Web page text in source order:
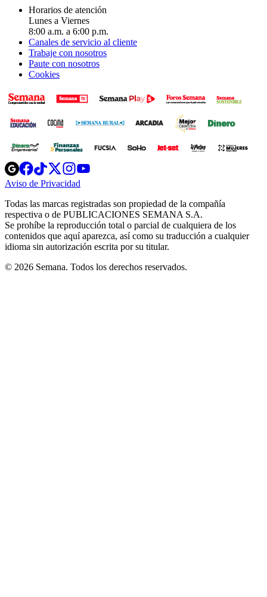
Horarios de atención
Lunes a Viernes
8:00 a.m. a 6:00 p.m.
Canales de servicio al cliente
Trabaje con nosotros
Paute con nosotros
Cookies
Opens
in
new
Opens
in
new
Opens
in
new
window
Opens
new
windowwindow
Aviso de Privacidad
new
window
Todas las marcas registradas son propiedad de la compañía
respectiva o de PUBLICACIONES SEMANA S.A.
Se prohíbe la reproducción total o parcial de cualquiera de los
contenidos que aquí aparezca, así como su traducción a cualquier
idioma sin autorización escrita por su titular.
© 2026 Semana. Todos los derechos reservados.